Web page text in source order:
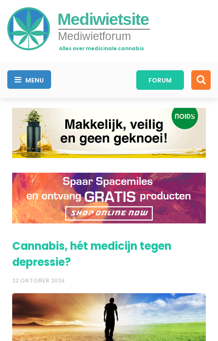
Mediwietsite
Mediwietforum
Alles over medicinale cannabis
MENU FORUM
Cannabis, hét medicijn tegen
depressie?
12 OKTOBER 2016